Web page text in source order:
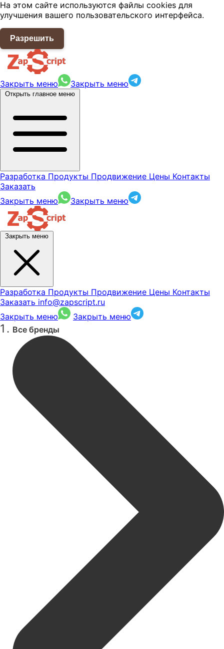
На этом сайте используются файлы cookies для
улучшения вашего пользовательского интерфейса.
Разрешить
Закрыть меню Закрыть меню
Открыть главное меню
Разработка Продукты Продвижение Цены Контакты
Заказать
Закрыть меню
Закрыть меню
Закрыть меню
Разработка Продукты Продвижение Цены Контакты
Заказать info@zapscript.ru
Закрыть меню
Закрыть меню
Все бренды